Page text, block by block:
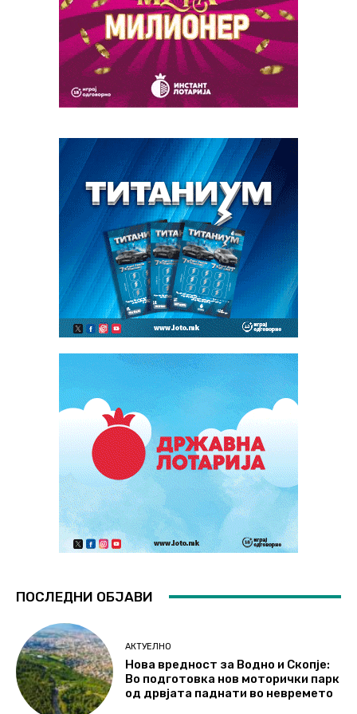
ПОСЛЕДНИ ОБЈАВИ
АКТУЕЛНО
Нова вредност за Водно и Скопје:
Во подготовка нов моторички парк
од дрвјата паднати во невремето